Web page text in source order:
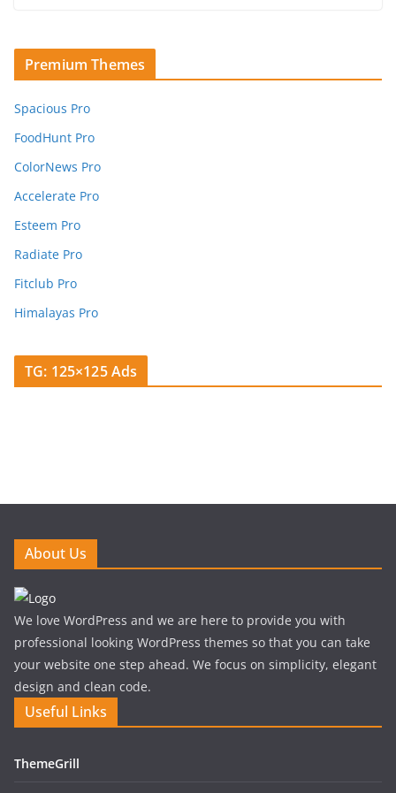
Premium Themes
Spacious Pro
FoodHunt Pro
ColorNews Pro
Accelerate Pro
Esteem Pro
Radiate Pro
Fitclub Pro
Himalayas Pro
TG: 125×125 Ads
About Us
We love WordPress and we are here to provide you with
professional looking WordPress themes so that you can take
your website one step ahead. We focus on simplicity, elegant
design and clean code.
Useful Links
ThemeGrill